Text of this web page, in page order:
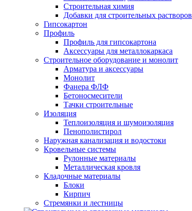
Строительная химия
Добавки для строительных растворов
Гипсокартон
Профиль
Профиль для гипсокартона
Аксессуары для металлокаркаса
Строительное оборудование и монолит
Арматура и аксессуары
Монолит
Фанера ФЛФ
Бетоносмесители
Тачки строительные
Изоляция
Теплоизоляция и шумоизоляция
Пенополистирол
Наружная канализация и водостоки
Кровельные системы
Рулонные материалы
Металлическая кровля
Кладочные материалы
Блоки
Кирпич
Стремянки и лестницы